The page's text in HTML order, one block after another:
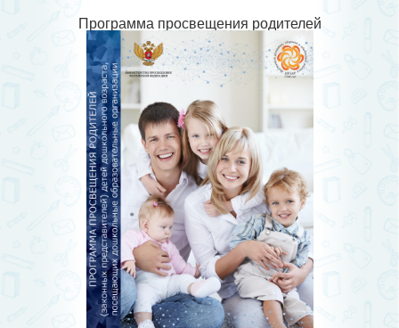
Программа просвещения родителей